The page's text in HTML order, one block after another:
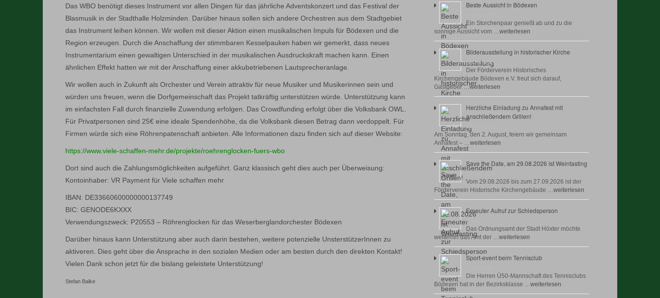
Das WBO benötigt dieses Instrument vor allen Dingen für das jährliche Adventskonzert und das Festival der
Blasmusik in der Stadthalle Holzminden. Darüber hinaus sollen sich andere Orchestren aus dem Stadtgebiet
das Instrument leihen können. Wir wollen mit dieser Aktion einen musikalischen Impuls für Bödexen und die
Region erzeugen. Durch die Anschaffung der stimmbaren Kesselpauken haben wir gemerkt, dass neues
Instrumentarium einen gewaltigen Unterschied in der musikalischen Ausdruckskraft machen kann. Einen
ähnlichen Effekt hatten wir mit der Anschaffung einer akkubetriebenen Lautsprecheranlage.
Wir wollen auch in Zukunft als Orchester und Verein attraktiv für neue Musiker und Musikerinnen sein und
würden uns freuen, wenn die Dorfgemeinschaft das Projekt tatkräftig unterstützen würde. Unterstützung kann
im einfachsten Fall durch finanzielle Zuwendung erfolgen. Das Crowdfunding erfolgt über die Volksbank OWL.
Für Privatpersonen sind 25€ eine ideale Spendenhöhe, da die Volksbank diesen Betrag dann verdoppelt. Für
Firmen würde sich eine Röhrenpatenschaft anbieten. Alle Informationen dazu finden sich auf dieser Website:
https://www.viele-schaffen-mehr.de/projekte/roehrenglocken-fuers-wbo
Dort sind auch die Zahlungsmöglichkeiten aufgeführt. Ganz klassisch geht dies auch per Überweisung:
Kontoinhaber: VR Payment für Viele schaffen mehr
IBAN: DE33660600000000137749
BIC: GENODE6KXXX
Verwendungszweck: P20553 – Röhrenglocken für das Weserberglandorchester Bödexen
Darüber hinaus kann Unterstützung aber auch darin bestehen, weitere potenzielle UnsterstützerInnen zu
aktiveren. Dies geht über die Ansprache in den sozialen Medien oder am besten durch den direkten Kontakt!
Vielen Dank schon jetzt für die bislang geleistete Unterstützung!
Stefan Balke
Beste Aussicht in Bödexen
Ein Storchenpaar genießt ab und zu die
sonnige Aussicht vom …weiterlesen
Bilderausstellung in historischer Kirche
30 Juli, 2026
Der Förderverein Historisches
Kirchengebäude Bödexen e.V. freut sich darauf,
Gastgeber …weiterlesen
Herzliche Einladung zu Annafest mit
anschließendem Grillen!
Am Sonntag, den 2. August, feiern wir gemeinsam
Annafest – …weiterlesen
Save the Date, am 29.08.2026 ist Weintasting
Vom 29.08.2026 bis zum 27.09.2026 ist der
Förderverein Historische Kirchengebäude …weiterlesen
Erneuter Aufruf zur Schiedsperson
8 Juli, 2026
Das Ordnungsamt der Stadt Höxter möchte
weiterhin das Amt der …weiterlesen
Sport-event beim Tennisclub
Die Herren Ü50-Mannschaft des Tennisclubs
Bödexen hat in der Bezirksklasse …weiterlesen